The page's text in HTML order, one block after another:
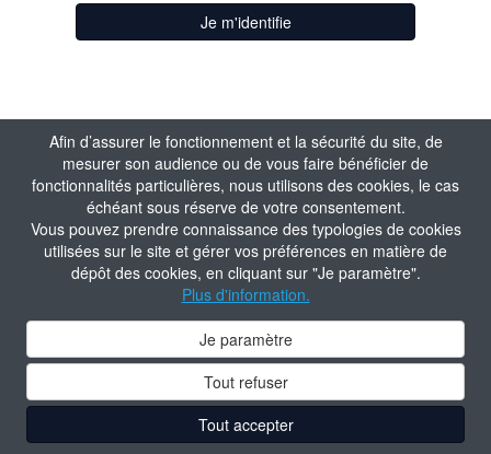
Afin d’assurer le fonctionnement et la sécurité du site, de
mesurer son audience ou de vous faire bénéficier de
fonctionnalités particulières, nous utilisons des cookies, le cas
échéant sous réserve de votre consentement.
Vous pouvez prendre connaissance des typologies de cookies
utilisées sur le site et gérer vos préférences en matière de
dépôt des cookies, en cliquant sur "Je paramètre".
Plus d'information.
Je paramètre
Tout refuser
Tout accepter
Je m'identifie
J'active mon
compte
Matricule
Valider